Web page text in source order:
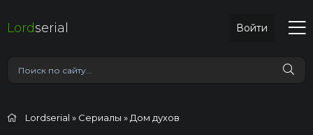
Lordserial Войти
Lordserial » Сериалы » Дом духов